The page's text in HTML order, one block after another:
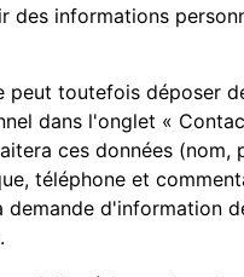
des informations
peut toutefois déposer
dans l'onglet «
ces données (nom,
téléphone et
demande d'information